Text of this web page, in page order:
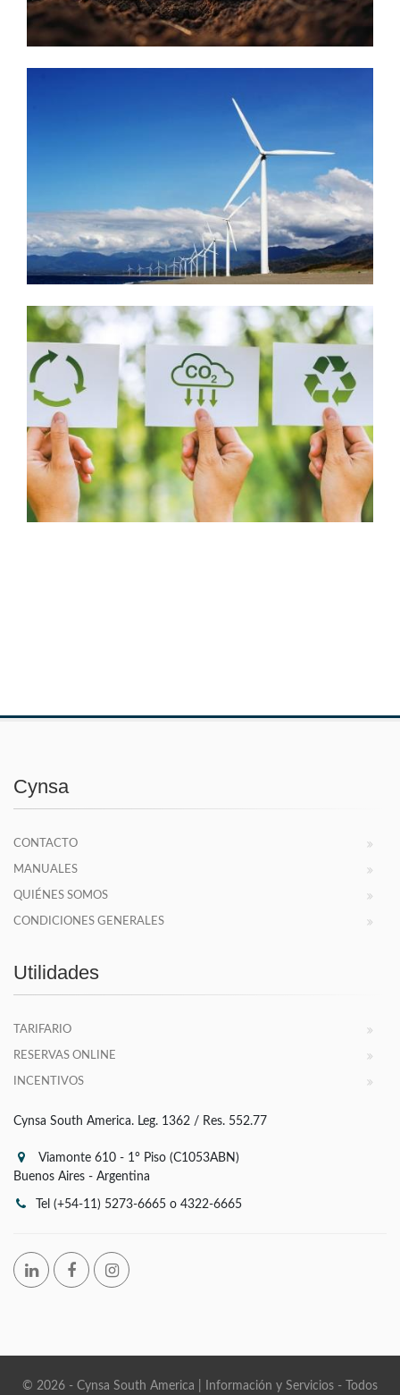
Cynsa
CONTACTO
MANUALES
QUIÉNES SOMOS
CONDICIONES GENERALES
Utilidades
TARIFARIO
RESERVAS ONLINE
INCENTIVOS
Cynsa South America. Leg. 1362 / Res. 552.77
Viamonte 610 - 1° Piso (C1053ABN)
Buenos Aires - Argentina
Tel (+54-11) 5273-6665 o 4322-6665
© 2026 - Cynsa South America | Información y Servicios - Todos